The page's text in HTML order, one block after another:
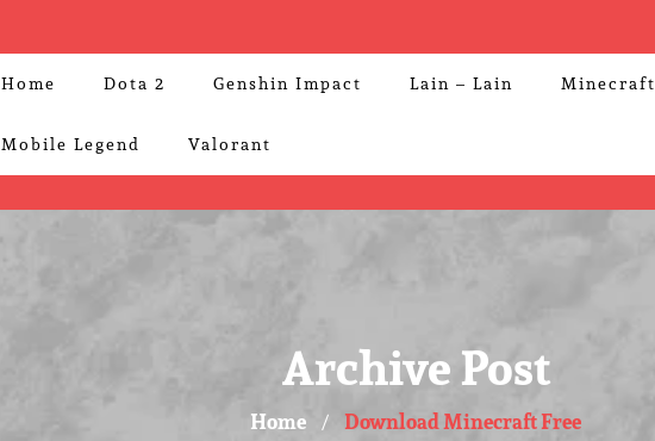
Home Dota 2 Genshin Impact Lain – Lain Minecraft
Mobile Legend Valorant
Archive Post
Home / Download Minecraft Free